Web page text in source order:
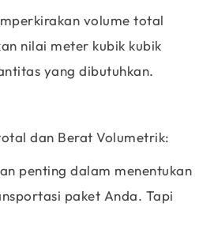
volume total
nilai meter kubik kubik
yang dibutuhkan.
dan Berat Volumetrik:
penting dalam menentukan
paket Anda. Tapi